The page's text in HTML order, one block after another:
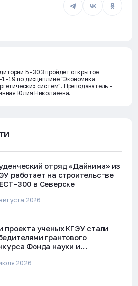
Б -303 пройдет открытое
19 по дисциплине "Экономика
систем". Преподаватель -
Юлия Николаевна.
отряд «Дайнима» из
работает на строительстве
300 в Северске
2026
проекта ученых КГЭУ стали
грантового
Фонда науки и
2026